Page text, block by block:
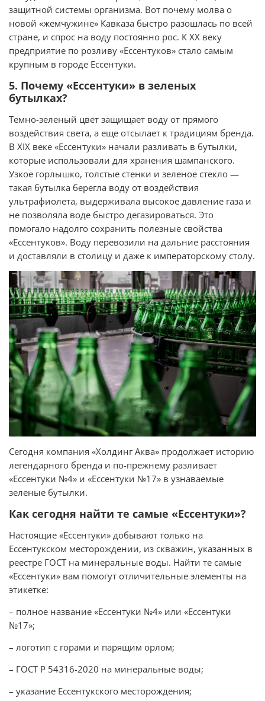
защитной системы организма. Вот почему молва о
новой «жемчужине» Кавказа быстро разошлась по всей
стране, и спрос на воду постоянно рос. К XX веку
предприятие по розливу «Ессентуков» стало самым
крупным в городе Ессентуки.
5. Почему «Ессентуки» в зеленых
бутылках?
Темно-зеленый цвет защищает воду от прямого
воздействия света, а еще отсылает к традициям бренда.
В XIX веке «Ессентуки» начали разливать в бутылки,
которые использовали для хранения шампанского.
Узкое горлышко, толстые стенки и зеленое стекло —
такая бутылка берегла воду от воздействия
ультрафиолета, выдерживала высокое давление газа и
не позволяла воде быстро дегазироваться. Это
помогало надолго сохранить полезные свойства
«Ессентуков». Воду перевозили на дальние расстояния
и доставляли в столицу и даже к императорскому столу.
Сегодня компания «Холдинг Аква» продолжает историю
легендарного бренда и по-прежнему разливает
«Ессентуки №4» и «Ессентуки №17» в узнаваемые
зеленые бутылки.
Как сегодня найти те самые «Ессентуки»?
Настоящие «Ессентуки» добывают только на
Ессентукском месторождении, из скважин, указанных в
реестре ГОСТ на минеральные воды. Найти те самые
«Ессентуки» вам помогут отличительные элементы на
этикетке:
– полное название «Ессентуки №4» или «Ессентуки
№17»;
– логотип с горами и парящим орлом;
– ГОСТ Р 54316-2020 на минеральные воды;
– указание Ессентукского месторождения;